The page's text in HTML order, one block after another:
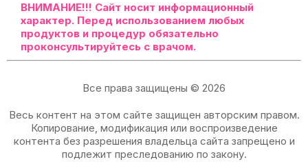
ВНИМАНИЕ!!! Сайт носит информационный
характер. Перед использованием любых
продуктов и процедур обязательно
проконсультируйтесь с врачом.
Все права защищены © 2026
Весь контент на этом сайте защищен авторским правом.
Копирование, модификация или воспроизведение
контента без разрешения владельца сайта запрещено и
подлежит преследованию по закону.